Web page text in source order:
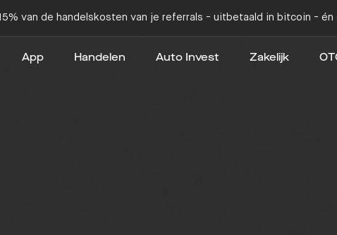
van de handelskosten van je referrals - uitbetaald in bitcoin -
App Handelen Auto Invest Zakelijk